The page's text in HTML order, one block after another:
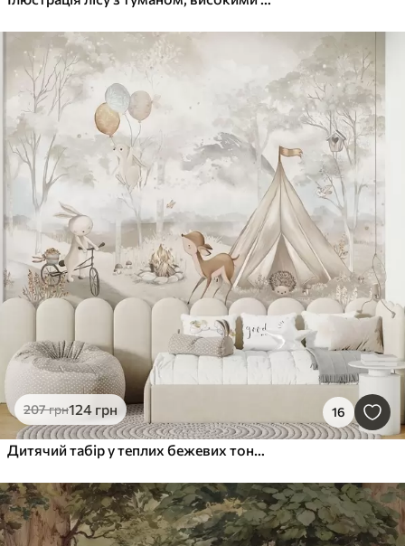
207грн124 грн 16
Дитячий табір у теплих бежевих тонах, намет і лісові тварини